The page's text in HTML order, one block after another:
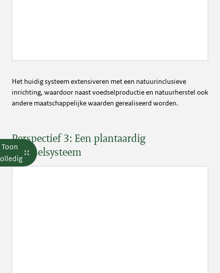
Het huidig systeem extensiveren met een natuurinclusieve
inrichting, waardoor naast voedselproductie en natuurherstel ook
andere maatschappelijke waarden gerealiseerd worden.
Perspectief 3: Een plantaardig
voedselsysteem
Toon